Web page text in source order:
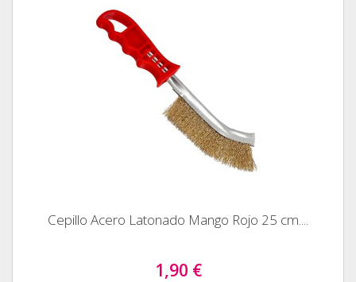
Cepillo Acero Latonado Mango Rojo 25 cm....
1,90 €